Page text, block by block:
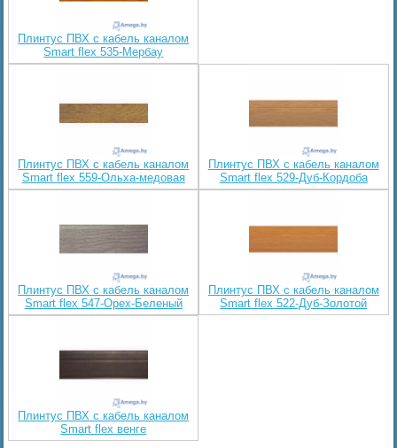
Плинтус ПВХ с кабель каналом
Smart flex 535-Мербау
Плинтус ПВХ с кабель каналом
Smart flex 559-Ольха-медовая
Плинтус ПВХ с кабель каналом
Smart flex 529-Дуб-Кордоба
Плинтус ПВХ с кабель каналом
Smart flex 547-Орех-Беленый
Плинтус ПВХ с кабель каналом
Smart flex 522-Дуб-Золотой
Плинтус ПВХ с кабель каналом
Smart flex венге